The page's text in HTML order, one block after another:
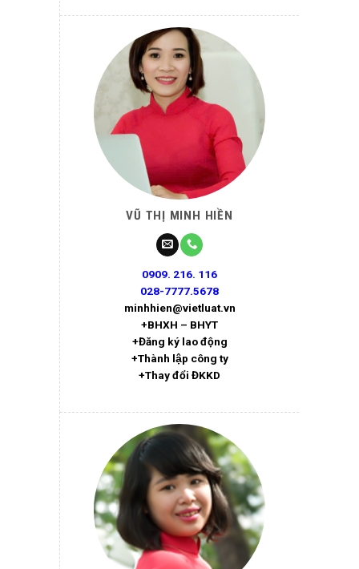
VŨ THỊ MINH HIỀN
0909. 216. 116
028-7777.5678
minhhien@vietluat.vn
+BHXH – BHYT
+Đăng ký lao động
+Thành lập công ty
+Thay đổi ĐKKD